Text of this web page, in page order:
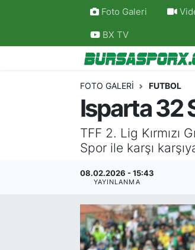
Foto Galeri
BX TV
FOTO GALERI FUTBOL
Isparta 32
TFF 2. Lig
Spor ile karşı
08.02.2026 - 15:43
YAYINLANMA
Bursaspor
Bursa Amatör
Bursa Nöbetçi Eczaneler
Bursa Namaz Vakitleri
Bursa Trafik Yoğunluk Haritası
Son Dakika Haberleri